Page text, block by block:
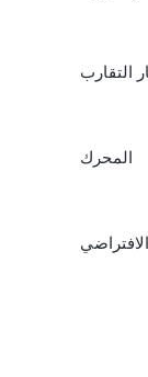
التقارب
المحرك